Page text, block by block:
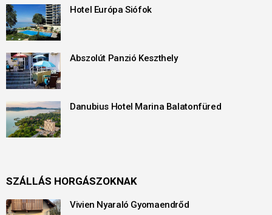
Hotel Európa Siófok
Abszolút Panzió Keszthely
Danubius Hotel Marina Balatonfüred
SZÁLLÁS HORGÁSZOKNAK
Vivien Nyaraló Gyomaendrőd